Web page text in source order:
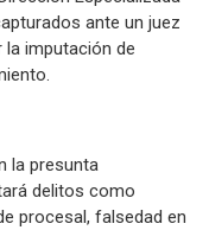
ante un juez
imputación de
la presunta
delitos como
procesal, falsedad en